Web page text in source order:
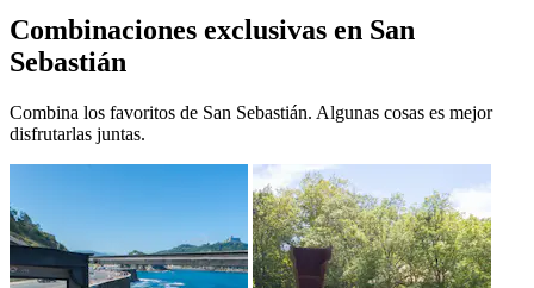
Combinaciones exclusivas en San
Sebastián
Combina los favoritos de San Sebastián. Algunas cosas es mejor
disfrutarlas juntas.